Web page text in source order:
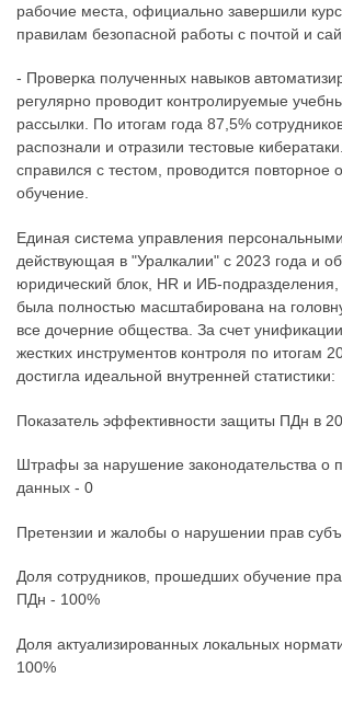
рабочие места, официально завершили
правилам безопасной работы с почтой и
- Проверка полученных навыков
регулярно проводит контролируемые
рассылки. По итогам года 87,5%
распознали и отразили тестовые
справился с тестом, проводится повторное
обучение.
Единая система управления
действующая в "Уралкалии" с 2023 года и
юридический блок, HR и ИБ-
была полностью масштабирована на
все дочерние общества. За счет
жестких инструментов контроля по итогам
достигла идеальной внутренней статистики:
Показатель эффективности защиты ПДн в
Штрафы за нарушение законодательства о
данных - 0
Претензии и жалобы о нарушении прав
Доля сотрудников, прошедших обучение
ПДн - 100%
Доля актуализированных локальных
100%